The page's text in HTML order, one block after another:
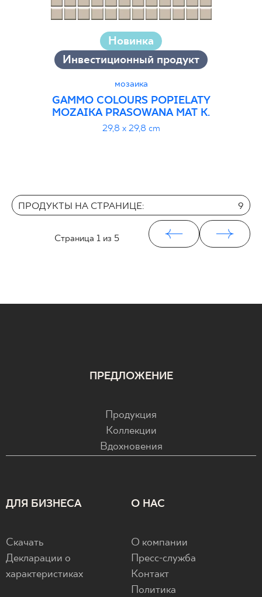
Новинка
Инвестиционный продукт
мозаика
GAMMO COLOURS POPIELATY
MOZAIKA PRASOWANA MAT K.
29,8 x 29,8 cm
ПРОДУКТЫ НА СТРАНИЦЕ: 9
Страница 1 из 5
ПРЕДЛОЖЕНИЕ
Продукция
Коллекции
Вдохновения
ДЛЯ БИЗНЕСА
Скачать
Декларации о
характеристиках
О НАС
О компании
Пресс-служба
Контакт
Политика